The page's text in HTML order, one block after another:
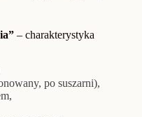
– charakterystyka
po suszarni),